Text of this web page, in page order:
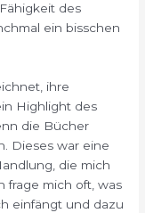
des
ein bisschen
ihre
Highlight des
die Bücher
Dieses war eine
die mich
frage mich oft, was
einfängt und dazu